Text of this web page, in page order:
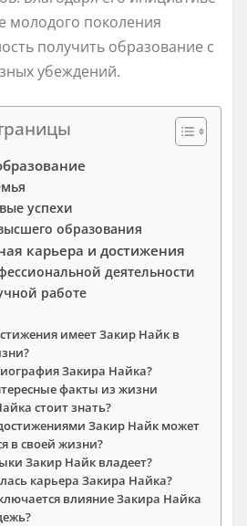
молодого поколения
получить образование с
убеждений.
успехи
образования
карьера и достижения
деятельности
работе
имеет Закир Найк в
Закира Найка?
факты из жизни
стоит знать?
Закир Найк может
в своей жизни?
Закир Найк владеет?
карьера Закира Найка?
влияние Закира Найка